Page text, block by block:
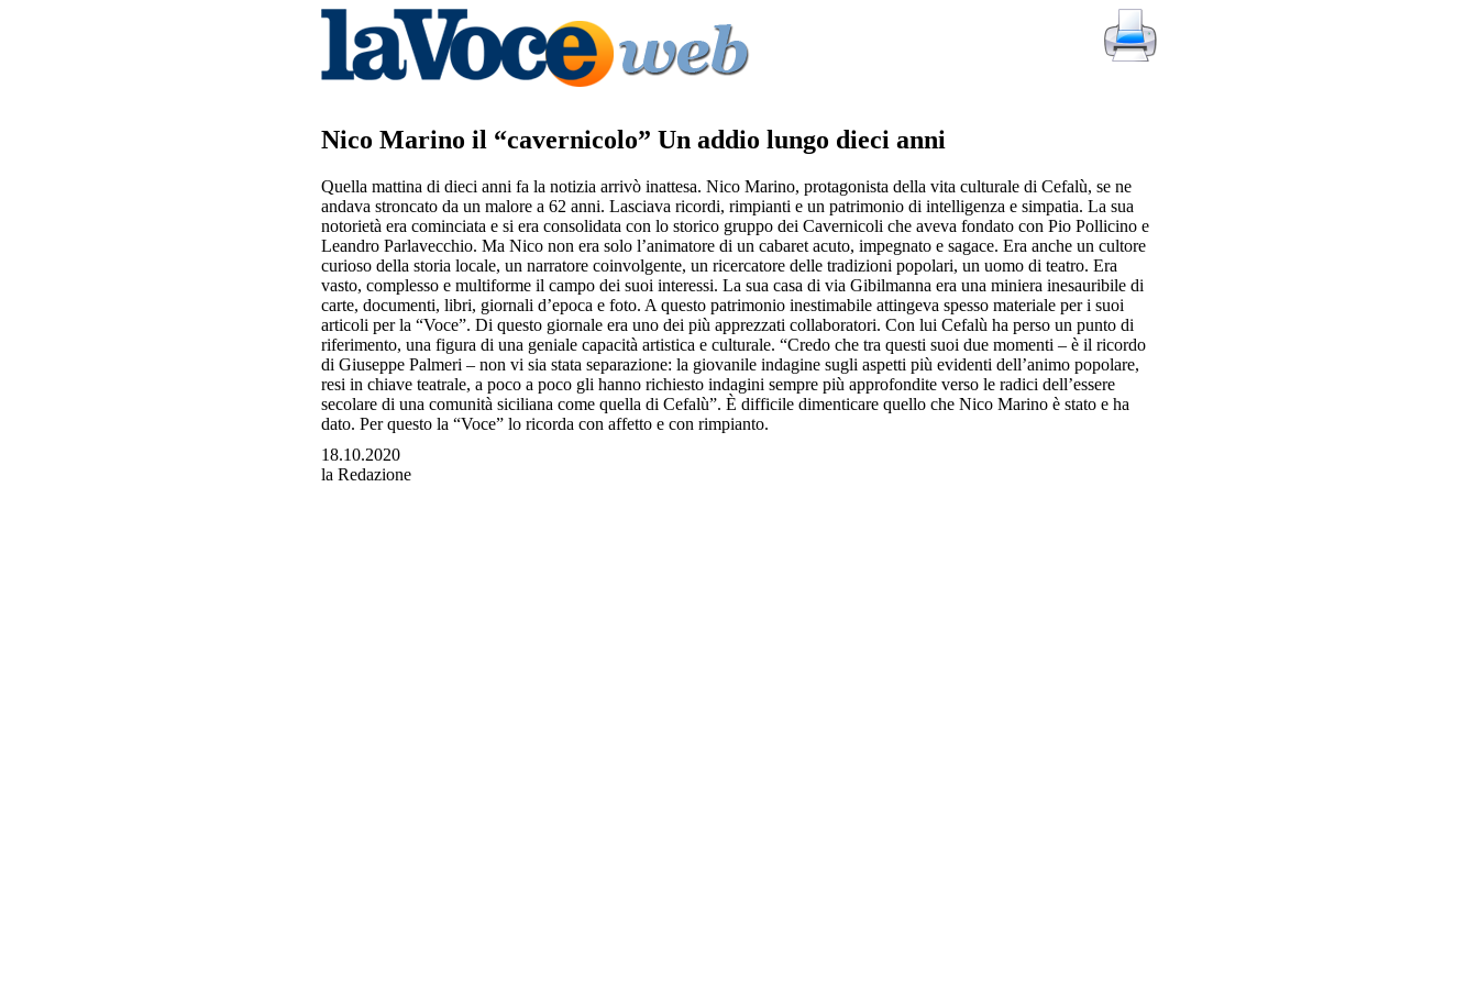
Nico Marino il “cavernicolo” Un addio lungo dieci anni
Quella mattina di dieci anni fa la notizia arrivò inattesa. Nico Marino, protagonista della vita culturale di Cefalù, se ne
andava stroncato da un malore a 62 anni. Lasciava ricordi, rimpianti e un patrimonio di intelligenza e simpatia. La sua
notorietà era cominciata e si era consolidata con lo storico gruppo dei Cavernicoli che aveva fondato con Pio Pollicino e
Leandro Parlavecchio. Ma Nico non era solo l’animatore di un cabaret acuto, impegnato e sagace. Era anche un cultore
curioso della storia locale, un narratore coinvolgente, un ricercatore delle tradizioni popolari, un uomo di teatro. Era
vasto, complesso e multiforme il campo dei suoi interessi. La sua casa di via Gibilmanna era una miniera inesauribile di
carte, documenti, libri, giornali d’epoca e foto. A questo patrimonio inestimabile attingeva spesso materiale per i suoi
articoli per la “Voce”. Di questo giornale era uno dei più apprezzati collaboratori. Con lui Cefalù ha perso un punto di
riferimento, una figura di una geniale capacità artistica e culturale. “Credo che tra questi suoi due momenti – è il ricordo
di Giuseppe Palmeri – non vi sia stata separazione: la giovanile indagine sugli aspetti più evidenti dell’animo popolare,
resi in chiave teatrale, a poco a poco gli hanno richiesto indagini sempre più approfondite verso le radici dell’essere
secolare di una comunità siciliana come quella di Cefalù”. È difficile dimenticare quello che Nico Marino è stato e ha
dato. Per questo la “Voce” lo ricorda con affetto e con rimpianto.
18.10.2020
la Redazione